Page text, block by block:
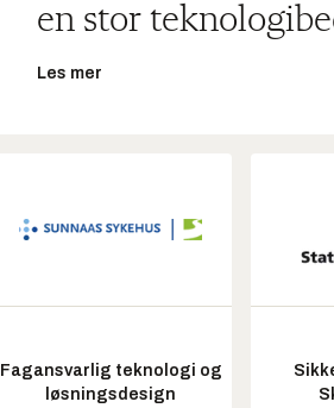
en stor
Les mer
Fagansvarlig teknologi og
løsningsdesign